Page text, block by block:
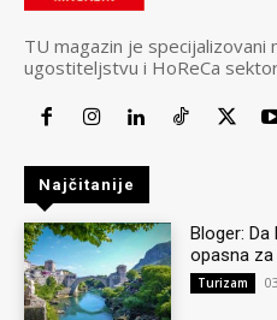
TU magazin je specijalizovani
ugostiteljstvu i HoReCa
Najčitanije
Bloger:
opasna
Turizam